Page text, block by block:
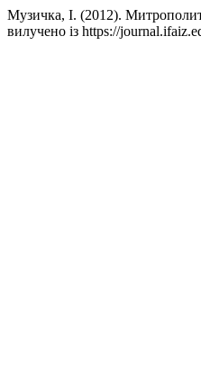
Музичка, І. (2012).
вилучено із https://